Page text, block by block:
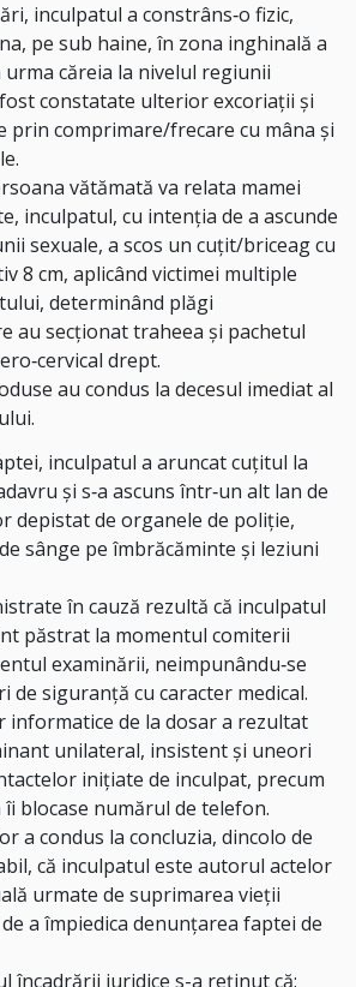
inculpatul a constrâns‑o fizic,
pe sub haine, în zona inghinală a
căreia la nivelul regiunii
constatate ulterior excoriaţii şi
prin comprimare/frecare cu mâna şi
vătămată va relata mamei
inculpatul, cu intenţia de a ascunde
sexuale, a scos un cuţit/briceag cu
8 cm, aplicând victimei multiple
determinând plăgi
au secţionat traheea şi pachetul
drept.
au condus la decesul imediat al
inculpatul a aruncat cuţitul la
şi s‑a ascuns într‑un alt lan de
depistat de organele de poliţie,
sânge pe îmbrăcăminte şi leziuni
în cauză rezultă că inculpatul
păstrat la momentul comiterii
examinării, neimpunându‑se
de siguranţă cu caracter medical.
informatice de la dosar a rezultat
unilateral, insistent şi uneori
iniţiate de inculpat, precum
îi blocase numărul de telefon.
a condus la concluzia, dincolo de
că inculpatul este autorul actelor
urmate de suprimarea vieţii
a împiedica denunţarea faptei de
încadrării juridice s-a reţinut că: